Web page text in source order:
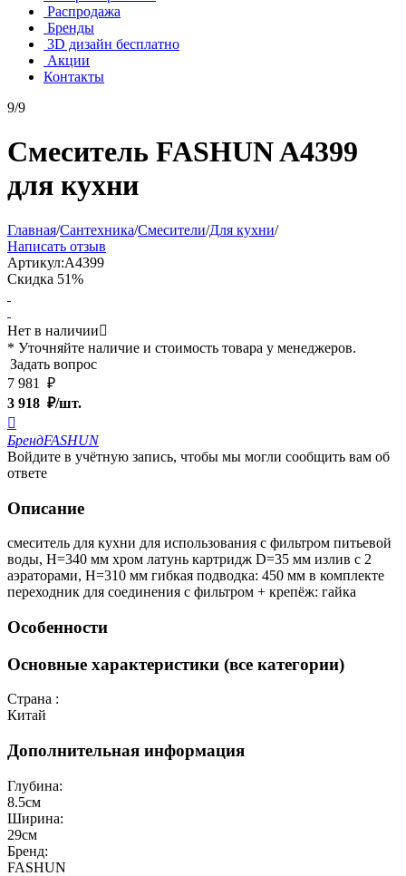
Распродажа
Бренды
3D дизайн бесплатно
Акции
Контакты
9/9
Смеситель FASHUN A4399
для кухни
Главная/Сантехника/Смесители/Для кухни/
Написать отзыв
Артикул:A4399
Скидка 51%
Нет в наличии
* Уточняйте наличие и стоимость товара у менеджеров.
Задать вопрос
7 981
₽
3 918 ₽/шт.

БрендFASHUN
Войдите в учётную запись, чтобы мы могли сообщить вам об
ответе
Описание
смеситель для кухни для использования с фильтром питьевой
воды, H=340 мм хром латунь картридж D=35 мм излив с 2
аэраторами, H=310 мм гибкая подводка: 450 мм в комплекте
переходник для соединения с фильтром + крепёж: гайка
Особенности
Основные характеристики (все категории)
Страна :
Китай
Дополнительная информация
Глубина:
8.5см
Ширина:
29см
Бренд:
FASHUN